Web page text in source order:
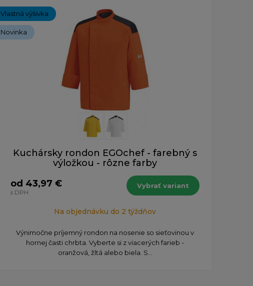
Vlastná výšivka
Novinka
Kuchársky rondon EGOchef - farebný s
výložkou - rôzne farby
od 43,97 €
s DPH
Vybrať variant
Na objednávku do 2 týždňov
Výnimočne príjemný rondon na nosenie so sieťovinou v
hornej časti chrbta. Vyberte si z viacerých farieb -
oranžová, žltá alebo biela. S...